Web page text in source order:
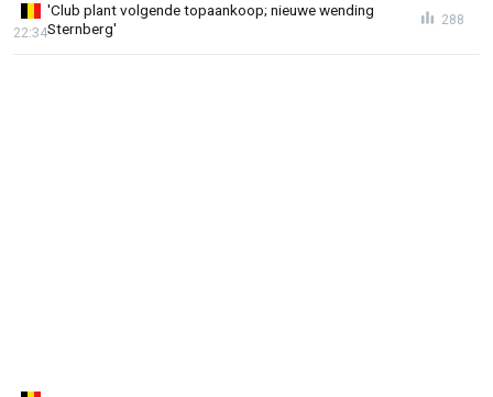
'Club plant volgende topaankoop; nieuwe wending
Sternberg'
22:34
288